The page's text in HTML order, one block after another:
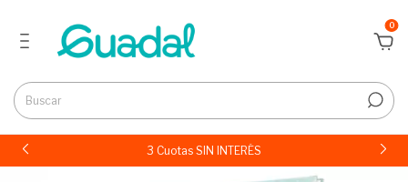
0
3 Cuotas SIN INTERÉS